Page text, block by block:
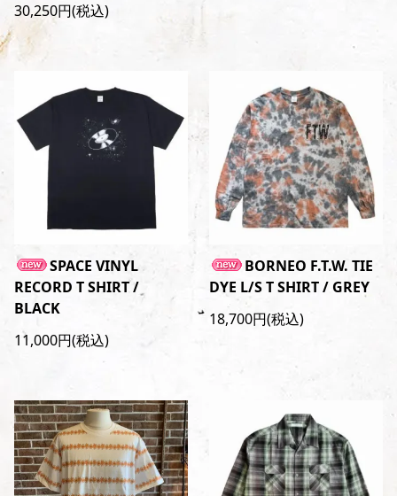
30,250円(税込)
SPACE VINYL
RECORD T SHIRT /
BLACK
11,000円(税込)
BORNEO F.T.W. TIE
DYE L/S T SHIRT / GREY
18,700円(税込)